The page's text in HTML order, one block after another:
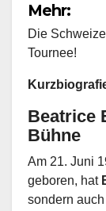
Mehr:
Die
Tournee!
Beatrice
Bühne
Am 21. Juni
geboren, hat
sondern